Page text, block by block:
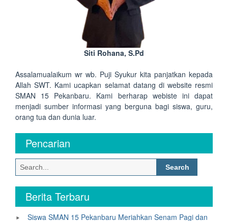
Siti Rohana, S.Pd
Assalamualaikum wr wb. Puji Syukur kita panjatkan kepada
Allah SWT. Kami ucapkan selamat datang di website resmi
SMAN 15 Pekanbaru. Kami berharap webiste ini dapat
menjadi sumber informasi yang berguna bagi siswa, guru,
orang tua dan dunia luar.
Pencarian
Search
for:
Berita Terbaru
Siswa SMAN 15 Pekanbaru Meriahkan Senam Pagi dan